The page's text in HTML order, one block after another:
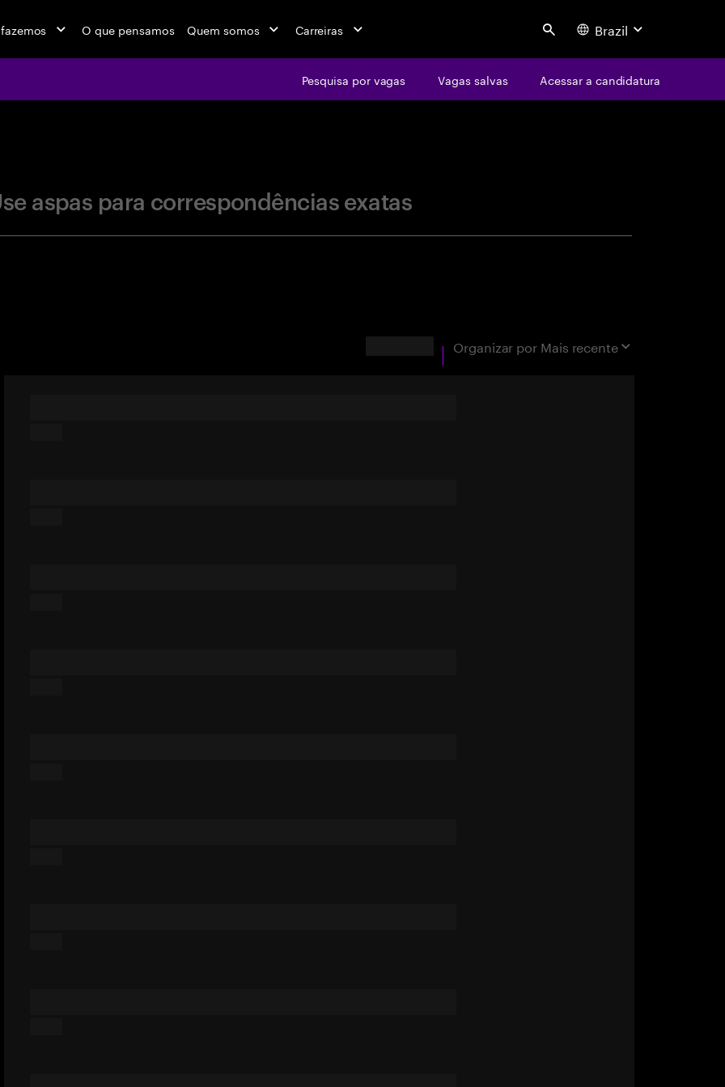
O que pensamos Quem somos Carreiras Search Brazil
Pesquisa por vagas Vagas salvas Acessar a candidatura
aspas para correspondências exatas
Organizar por Mais recente